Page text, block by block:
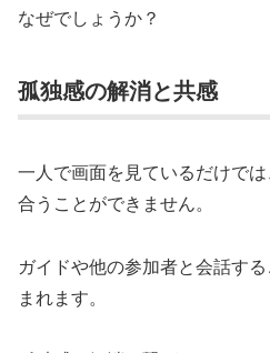
なぜでしょうか？
孤独感の解消と共感
一人で画面を見ているだけで
合うことができません。
ガイドや他の参加者と会話す
まれます。